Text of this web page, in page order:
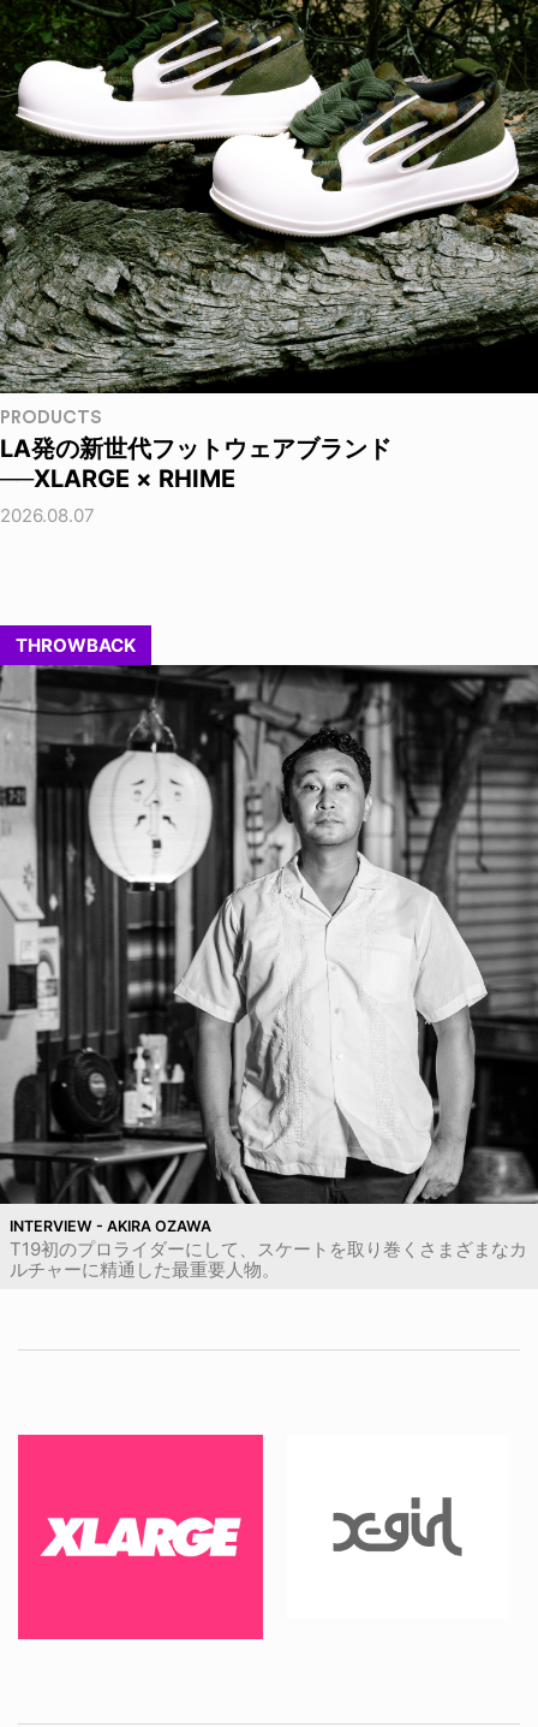
PRODUCTS
LA発の新世代フットウェアブランド
──XLARGE × RHIME
2026.08.07
THROWBACK
INTERVIEW - AKIRA OZAWA
T19初のプロライダーにして、スケートを取り巻くさまざまなカ
ルチャーに精通した最重要人物。